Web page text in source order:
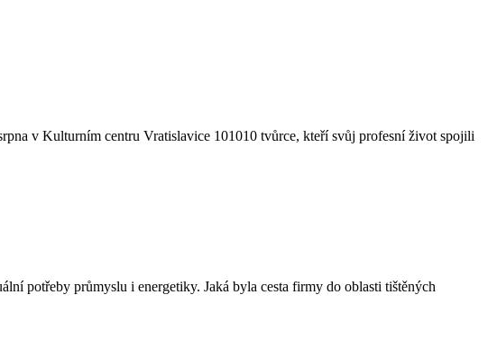
v Kulturním centru Vratislavice 101010 tvůrce, kteří svůj profesní život spojili
potřeby průmyslu i energetiky. Jaká byla cesta firmy do oblasti tištěných